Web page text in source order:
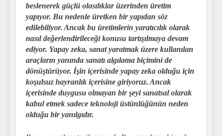
beslenerek güçlü olasılıklar üzerinden üretim
yapıyor. Bu nedenle üretken bir yapıdan söz
edilebiliyor. Ancak bu üretimlerin yaratıcılık olarak
nasıl değerlendirileceği konusu tartışılmaya devam
ediyor. Yapay zeka, sanat yaratmak üzere kullanılan
araçların yanında sanatı algılama biçimini de
dönüştürüyor. İşin içerisinde yapay zeka olduğu için
koşulsuz hayranlık içerisine giriyoruz. Ancak
içerisinde duygusu olmayan bir şeyi sanatsal olarak
kabul etmek sadece teknoloji üstünlüğünün neden
olduğu bir yanılgıdır.